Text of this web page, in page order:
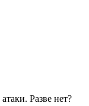
Разве нет?